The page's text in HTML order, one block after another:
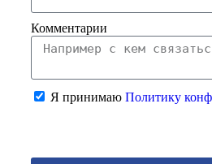
Комментарии
Я принимаю Политику